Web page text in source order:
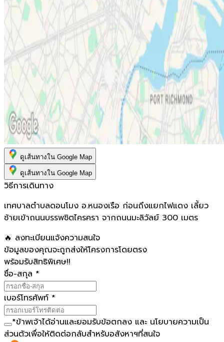
ดูเส้นทางใน Google Map
ดูเส้นทางใน Google Map
วิธีการเดินทาง
เทศบาลตำบลดอนโมง อ.หนองเรือ ก่อนถึงแยกไฟแดง เลี้ยว
ซ้ายเข้าถนนบรรพชิตไครครา จากถนนมะลิวัลย์ 300 เมตร
🔥 ลงทะเบียนแจ้งความสนใจ
ข้อมูลของคุณจะถูกส่งให้โครงการโดยตรง
พร้อมรับสิทธิพิเศษ!!
ชื่อ-สกุล *
เบอร์โทรศัพท์ *
*ข้าพเจ้าได้อ่านและยอมรับข้อตกลง และ นโยบายความเป็น
ส่วนตัวเพื่อให้ติดต่อกลับสำหรับอสังหาฯที่สนใจ